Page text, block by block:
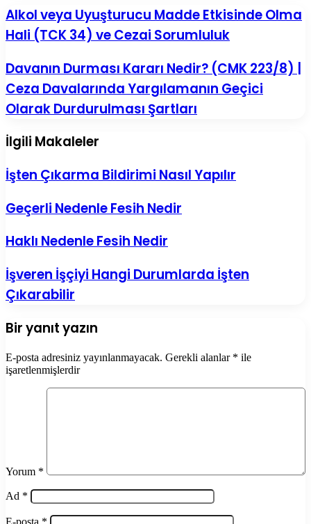
Alkol
veya
Uyuşturucu
Olma
Hali
(TCK
34)
Cezai
Sorumluluk
Alkol veya Uyuşturucu Madde Etkisinde Olma
Hali (TCK 34) ve Cezai Sorumluluk
Davanın
Durması
Kararı
Nedir?
(CMK
|
Ceza
Yargılamanın
Olarak
Durdurulması
Davanın Durması Kararı Nedir? (CMK 223/8) |
Ceza Davalarında Yargılamanın Geçici
Olarak Durdurulması Şartları
İlgili Makaleler
İşten Çıkarma Bildirimi Nasıl Yapılır
Geçerli Nedenle Fesih Nedir
Haklı Nedenle Fesih Nedir
İşveren İşçiyi Hangi Durumlarda İşten
Çıkarabilir
Bir yanıt yazın
E-posta adresiniz yayınlanmayacak. Gerekli alanlar * ile
işaretlenmişlerdir
Yorum *
Ad *
E-posta *